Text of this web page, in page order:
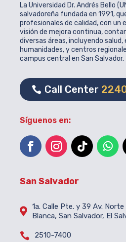
La Universidad Dr. Andrés Bello
salvadoreña fundada en 1991,
profesionales de calidad, con un
visión de mejora continua,
diversas áreas, incluyendo salud,
humanidades, y centros
campus central en San Salvador.
Call Center
Síguenos en:
San Salvador
 1a. Calle Pte. y 39 Av.
Blanca, San Salvador, El
 2510-7400